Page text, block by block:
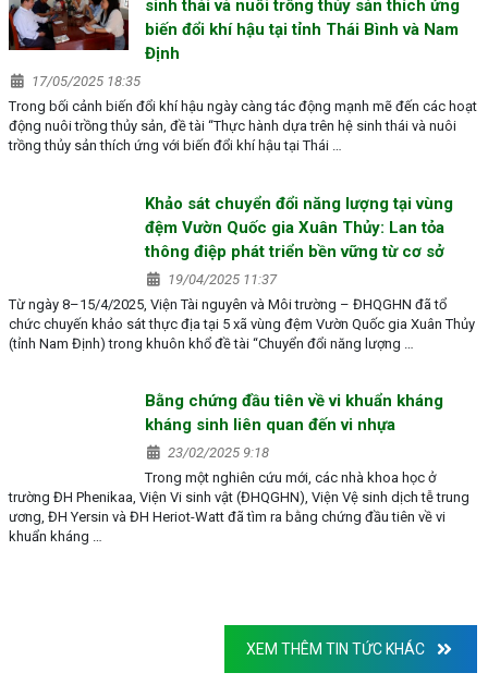
sinh thái và nuôi trồng thủy sản thích ứng
biến đổi khí hậu tại tỉnh Thái Bình và Nam
Định
17/05/2025 18:35
Trong bối cảnh biến đổi khí hậu ngày càng tác động mạnh mẽ đến các hoạt
động nuôi trồng thủy sản, đề tài “Thực hành dựa trên hệ sinh thái và nuôi
trồng thủy sản thích ứng với biến đổi khí hậu tại Thái …
Khảo sát chuyển đổi năng lượng tại vùng
đệm Vườn Quốc gia Xuân Thủy: Lan tỏa
thông điệp phát triển bền vững từ cơ sở
19/04/2025 11:37
Từ ngày 8–15/4/2025, Viện Tài nguyên và Môi trường – ĐHQGHN đã tổ
chức chuyến khảo sát thực địa tại 5 xã vùng đệm Vườn Quốc gia Xuân Thủy
(tỉnh Nam Định) trong khuôn khổ đề tài “Chuyển đổi năng lượng …
Bằng chứng đầu tiên về vi khuẩn kháng
kháng sinh liên quan đến vi nhựa
23/02/2025 9:18
Trong một nghiên cứu mới, các nhà khoa học ở
trường ĐH Phenikaa, Viện Vi sinh vật (ĐHQGHN), Viện Vệ sinh dịch tễ trung
ương, ĐH Yersin và ĐH Heriot-Watt đã tìm ra bằng chứng đầu tiên về vi
khuẩn kháng …
XEM THÊM TIN TỨC KHÁC